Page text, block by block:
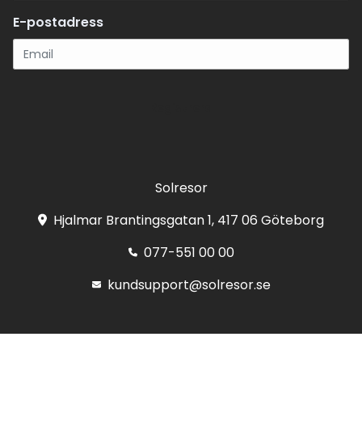
E-postadress
Solresor
Hjalmar Brantingsgatan 1, 417 06 Göteborg
077-551 00 00
kundsupport@solresor.se